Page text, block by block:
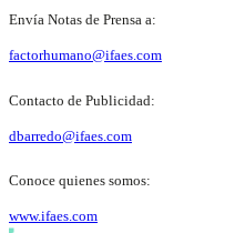
Envía Notas de Prensa a:
factorhumano@ifaes.com
Contacto de Publicidad:
dbarredo@ifaes.com
Conoce quienes somos:
www.ifaes.com